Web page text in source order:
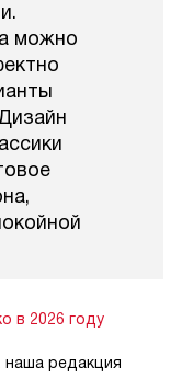
можно
в 2026 году
наша редакция